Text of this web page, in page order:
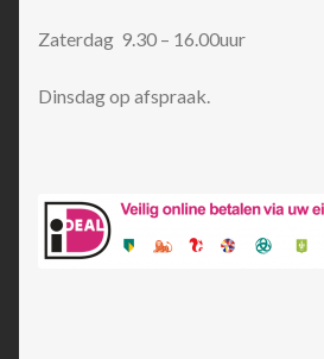
Zaterdag 9.30 – 16.00uur
Dinsdag op afspraak.